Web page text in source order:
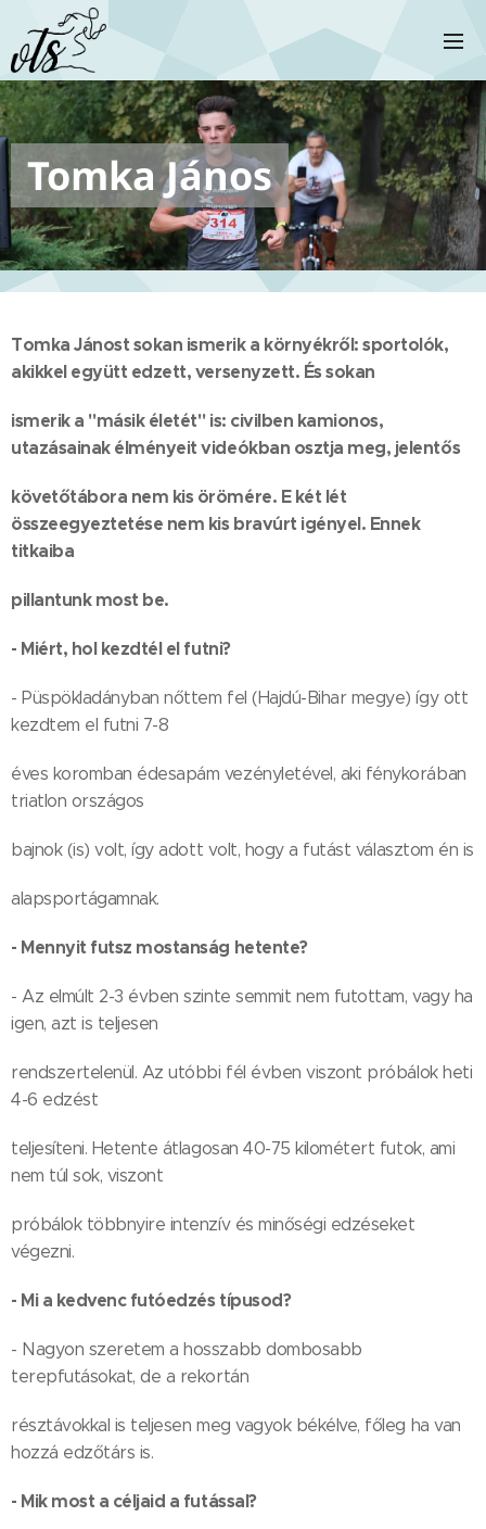
Tomka János
Tomka Jánost sokan ismerik a környékről: sportolók,
akikkel együtt edzett, versenyzett. És sokan
ismerik a "másik életét" is: civilben kamionos,
utazásainak élményeit videókban osztja meg, jelentős
követőtábora nem kis örömére. E két lét
összeegyeztetése nem kis bravúrt igényel. Ennek
titkaiba
pillantunk most be.
- Miért, hol kezdtél el futni?
- Püspökladányban nőttem fel (Hajdú-Bihar megye) így ott
kezdtem el futni 7-8
éves koromban édesapám vezényletével, aki fénykorában
triatlon országos
bajnok (is) volt, így adott volt, hogy a futást választom én is
alapsportágamnak.
- Mennyit futsz mostanság hetente?
- Az elmúlt 2-3 évben szinte semmit nem futottam, vagy ha
igen, azt is teljesen
rendszertelenül. Az utóbbi fél évben viszont próbálok heti
4-6 edzést
teljesíteni. Hetente átlagosan 40-75 kilométert futok, ami
nem túl sok, viszont
próbálok többnyire intenzív és minőségi edzéseket
végezni.
- Mi a kedvenc futóedzés típusod?
- Nagyon szeretem a hosszabb dombosabb
terepfutásokat, de a rekortán
résztávokkal is teljesen meg vagyok békélve, főleg ha van
hozzá edzőtárs is.
- Mik most a céljaid a futással?